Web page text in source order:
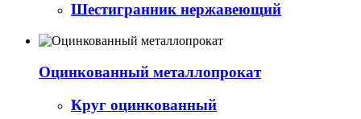
Шестигранник нержавеющий
Оцинкованный металлопрокат
Круг оцинкованный